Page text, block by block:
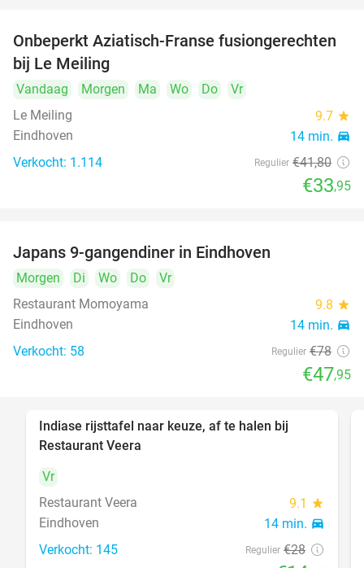
19%
Onbeperkt Aziatisch-Franse fusiongerechten
bij Le Meiling
Vandaag Morgen Ma Wo Do
Vr
Le Meiling
9.7 star
Eindhoven 14 min. directions_car
Verkocht: 1.114 Regulier €41,80
€33,95
Japans 9-gangendiner in Eindhoven
Morgen Di Wo Do
Vr
Restaurant Momoyama
9.8 star
Eindhoven 14 min. directions_car
Verkocht: 58 Regulier €78
€47,95
Indiase rijsttafel naar keuze, af te halen bij
Restaurant Veera
Vr
Restaurant Veera
9.1 star
Eindhoven 14 min. directions_car
Verkocht: 145 Regulier €28